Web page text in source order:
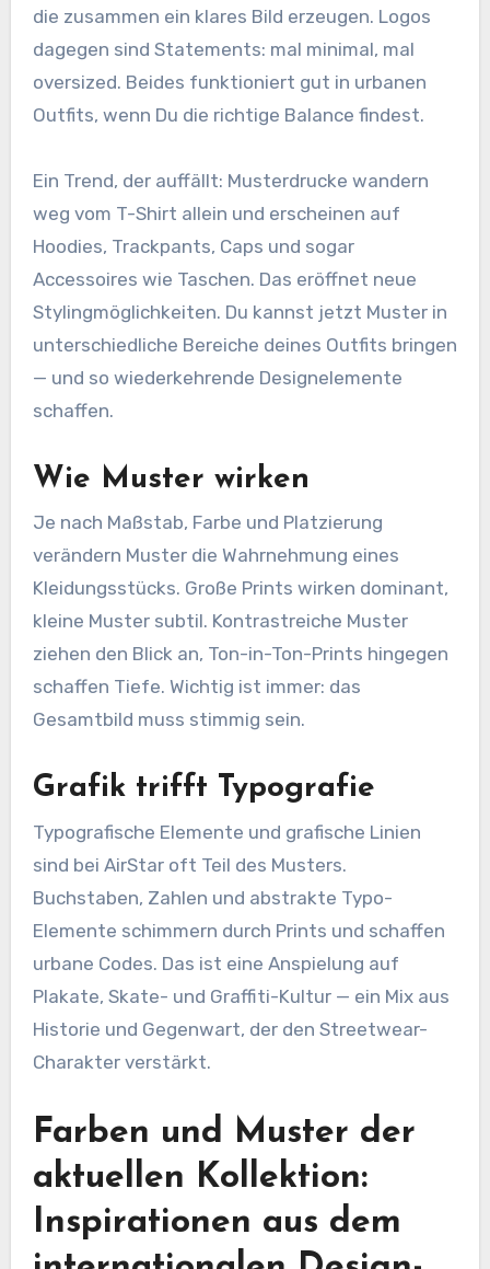
die zusammen ein klares Bild erzeugen. Logos
dagegen sind Statements: mal minimal, mal
oversized. Beides funktioniert gut in urbanen
Outfits, wenn Du die richtige Balance findest.
Ein Trend, der auffällt: Musterdrucke wandern
weg vom T-Shirt allein und erscheinen auf
Hoodies, Trackpants, Caps und sogar
Accessoires wie Taschen. Das eröffnet neue
Stylingmöglichkeiten. Du kannst jetzt Muster in
unterschiedliche Bereiche deines Outfits bringen
— und so wiederkehrende Designelemente
schaffen.
Wie Muster wirken
Je nach Maßstab, Farbe und Platzierung
verändern Muster die Wahrnehmung eines
Kleidungsstücks. Große Prints wirken dominant,
kleine Muster subtil. Kontrastreiche Muster
ziehen den Blick an, Ton-in-Ton-Prints hingegen
schaffen Tiefe. Wichtig ist immer: das
Gesamtbild muss stimmig sein.
Grafik trifft Typografie
Typografische Elemente und grafische Linien
sind bei AirStar oft Teil des Musters.
Buchstaben, Zahlen und abstrakte Typo-
Elemente schimmern durch Prints und schaffen
urbane Codes. Das ist eine Anspielung auf
Plakate, Skate- und Graffiti-Kultur — ein Mix aus
Historie und Gegenwart, der den Streetwear-
Charakter verstärkt.
Farben und Muster der
aktuellen Kollektion:
Inspirationen aus dem